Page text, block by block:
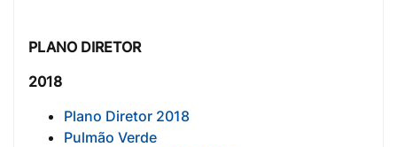
PLANO DIRETOR
2018
Plano Diretor 2018
Pulmão Verde